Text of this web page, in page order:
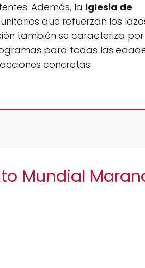
Además, la Iglesia de
que refuerzan los
también se caracteriza por
para todas las
concretas.
Mundial